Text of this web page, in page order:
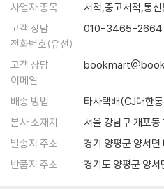
(4) Building Arguments
주제에 관한 찬성과 반대 의사를 나
따른 구체적인 논거(Supporting
명 및 예시(Supporting Example), 그
있는 의견(Counterargument)을 4개
해를 돕는 학습 코너입니다.
남학생과 여학생이 각각 주제에 찬성
짧은 지문을 읽고 각 의견을 요약하는
사업자 종목
서적,중고서적,통신
고객 상담
전화번호(유선)
010-3465-2664
고객 상담
이메일
배송 방법
타사택배(CJ대한
본사 소재지
서울 강남구 개포
발송지 주소
경기 양평군 양서
반품지 주소
경기도 양평군 양